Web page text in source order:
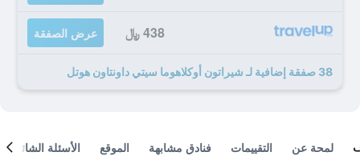
438 ﷼ عرض الصفقة
38 صفقة إضافية لـ شيراتون أوكلاهوما سيتي داونتاون هوتل
لمحة عن التقييمات فنادق مشابهة الموقع الأسئلة الشائعة